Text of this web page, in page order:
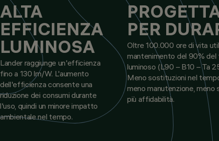
ALTA
EFFICIENZA
LUMINOSA
Lander raggiunge un'efficienza
fino a 130 lm/W. L'aumento
dell'efficienza consente una
riduzione dei consumi durante
l'uso, quindi un minore impatto
ambientale nel tempo.
PER
Oltre 100.000 ore di vita
mantenimento del 90% del
luminoso (L90 – B10 – Ta
Meno sostituzioni nel
meno manutenzione, meno
più affidabilità.